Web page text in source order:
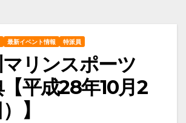
最新イベント情報 特派員
マリンスポーツ
平成28年10月2
】